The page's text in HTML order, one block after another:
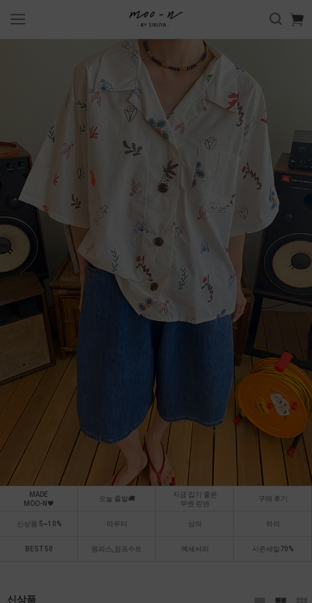
MADE
MOO-N🖤
오늘 출발🚚
지금 입기 좋은
무엔 린넨
구매 후기
신상품 5~10% 아우터 상의 하의
BEST 50 원피스,점프수트 액세서리 시즌세일70%
신상품